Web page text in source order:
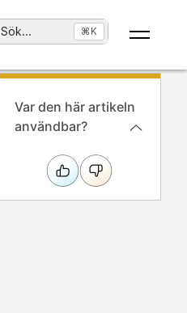
Sök... ⌘K
Var den här artikeln
användbar?